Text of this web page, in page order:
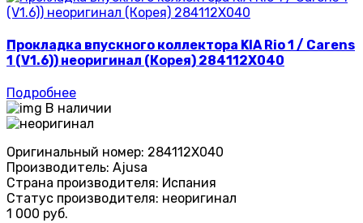
Прокладка впускного коллектора KIA Rio 1 / Carens
1 (V1.6)) неоригинал (Корея) 284112X040
Подробнее
В наличии
Оригинальный номер: 284112X040
Производитель: Ajusa
Страна производителя: Испания
Статус производителя: неоригинал
1 000 руб.